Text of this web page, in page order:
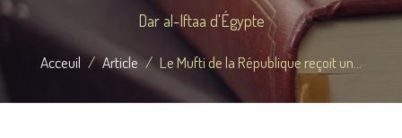
Dar al-Iftaa d'Égypte
Acceuil Article Le Mufti de la République reçoit un...